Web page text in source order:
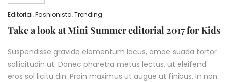
Editorial,Fashionista,Trending
Take a look at Mini Summer editorial 2017 for Kids
Suspendisse gravida elementum lacus, amae suada tortor
sollicitudin ut. Donec pharetra metus lectus, ut eleifend
eros sol licitu din. Proin maximus ut augue ut finibus. In non